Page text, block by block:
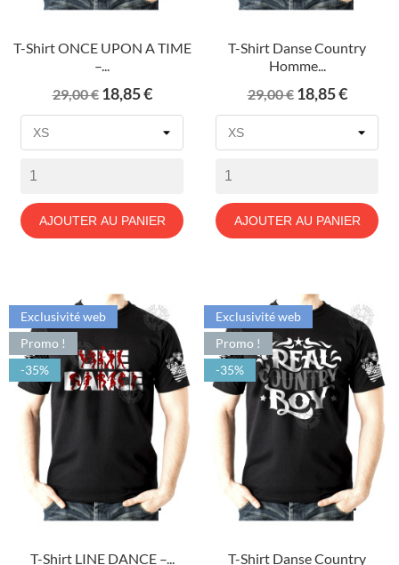
T-Shirt ONCE UPON A TIME
–...
Prix
de
29,00 € Prix
18,85 €
AJOUTER AU PANIER
T-Shirt Danse Country
Homme...
Prix
de
29,00 € Prix
18,85 €
AJOUTER AU PANIER
T-Shirt LINE DANCE –...
Exclusivité web
Promo !
-35%
T-Shirt Danse Country
Exclusivité web
Promo !
-35%